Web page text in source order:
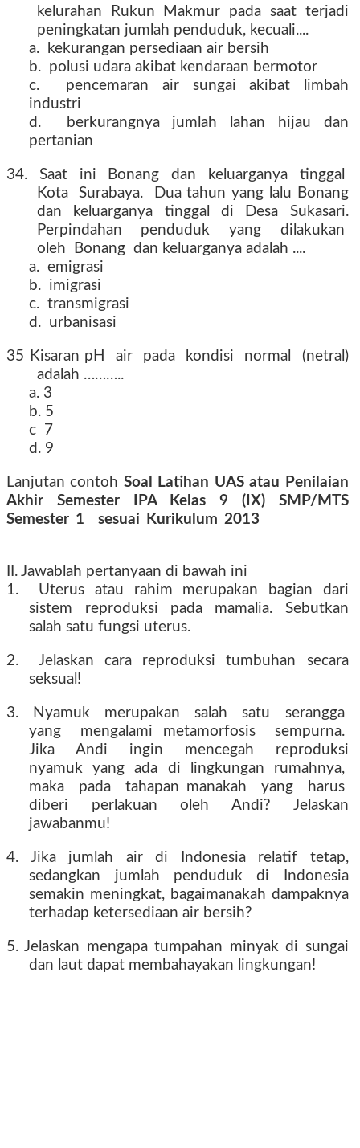
kelurahan Rukun Makmur pada saat terjadi
peningkatan jumlah penduduk, kecuali....
a. kekurangan persediaan air bersih
b. polusi udara akibat kendaraan bermotor
c. pencemaran air sungai akibat limbah
industri
d. berkurangnya jumlah lahan hijau dan
pertanian
34. Saat ini Bonang dan keluarganya tinggal
Kota Surabaya. Dua tahun yang lalu Bonang
dan keluarganya tinggal di Desa Sukasari.
Perpindahan penduduk yang dilakukan
oleh Bonang dan keluarganya adalah ....
a. emigrasi
b. imigrasi
c. transmigrasi
d. urbanisasi
35 Kisaran pH air pada kondisi normal (netral)
adalah ………..
a. 3
b. 5
c 7
d. 9
Lanjutan contoh Soal Latihan UAS atau Penilaian
Akhir Semester IPA Kelas 9 (IX) SMP/MTS
Semester 1 sesuai Kurikulum 2013
II. Jawablah pertanyaan di bawah ini
1. Uterus atau rahim merupakan bagian dari
sistem reproduksi pada mamalia. Sebutkan
salah satu fungsi uterus.
2. Jelaskan cara reproduksi tumbuhan secara
seksual!
3. Nyamuk merupakan salah satu serangga
yang mengalami metamorfosis sempurna.
Jika Andi ingin mencegah reproduksi
nyamuk yang ada di lingkungan rumahnya,
maka pada tahapan manakah yang harus
diberi perlakuan oleh Andi? Jelaskan
jawabanmu!
4. Jika jumlah air di Indonesia relatif tetap,
sedangkan jumlah penduduk di Indonesia
semakin meningkat, bagaimanakah dampaknya
terhadap ketersediaan air bersih?
5. Jelaskan mengapa tumpahan minyak di sungai
dan laut dapat membahayakan lingkungan!